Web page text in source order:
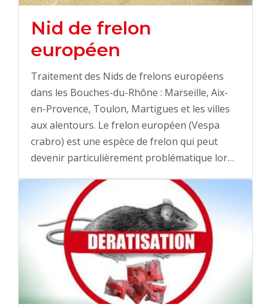
Nid de frelon
européen
Traitement des Nids de frelons européens
dans les Bouches-du-Rhône : Marseille, Aix-
en-Provence, Toulon, Martigues et les villes
aux alentours. Le frelon européen (Vespa
crabro) est une espèce de frelon qui peut
devenir particulièrement problématique lor…